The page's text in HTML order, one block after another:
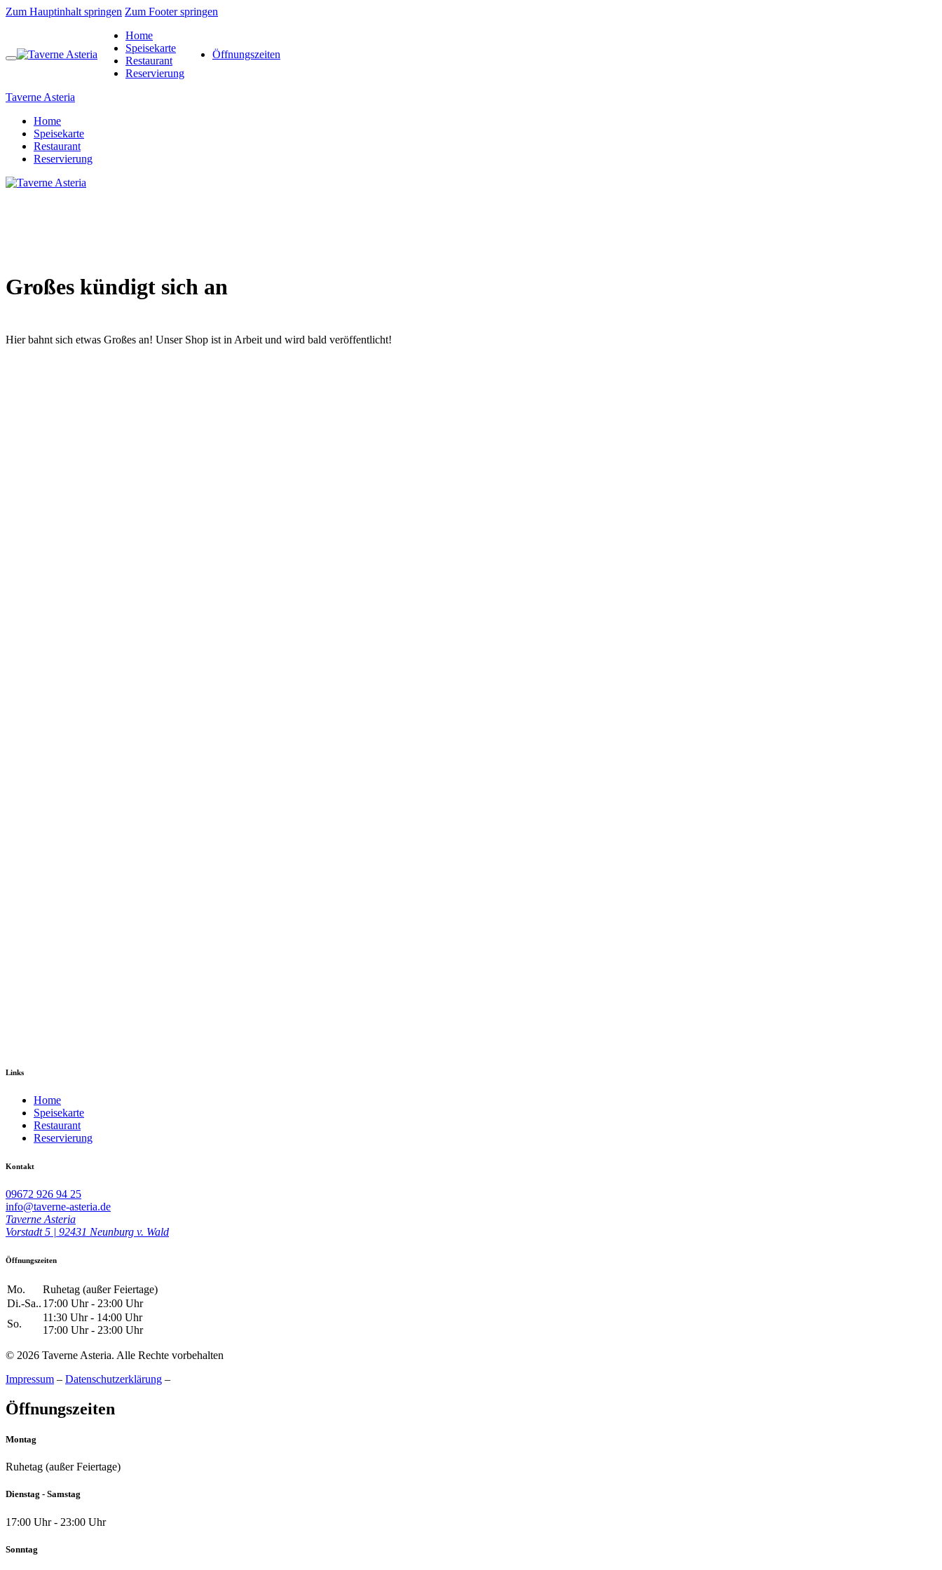
Zum Hauptinhalt springen Zum Footer springen
Home
Speisekarte
Restaurant
Reservierung
Öffnungszeiten
Taverne Asteria
Home
Speisekarte
Restaurant
Reservierung
Großes kündigt sich an
Hier bahnt sich etwas Großes an! Unser Shop ist in Arbeit und wird bald veröffentlicht!
Links
Home
Speisekarte
Restaurant
Reservierung
Kontakt
09672 926 94 25
info@taverne-asteria.de
Taverne Asteria
Vorstadt 5 | 92431 Neunburg v. Wald
Öffnungszeiten
Mo.
Ruhetag (außer Feiertage)
Di.-Sa.. 17:00 Uhr - 23:00 Uhr
So.
11:30 Uhr - 14:00 Uhr
17:00 Uhr - 23:00 Uhr
© 2026 Taverne Asteria. Alle Rechte vorbehalten
Impressum – Datenschutzerklärung –
Öffnungszeiten
Montag
Ruhetag (außer Feiertage)
Dienstag - Samstag
17:00 Uhr - 23:00 Uhr
Sonntag